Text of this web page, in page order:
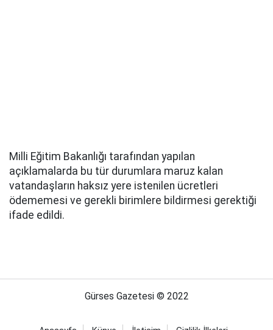
Milli Eğitim Bakanlığı tarafından yapılan
açıklamalarda bu tür durumlara maruz kalan
vatandaşların haksız yere istenilen ücretleri
ödememesi ve gerekli birimlere bildirmesi gerektiği
ifade edildi.
Gürses Gazetesi © 2022